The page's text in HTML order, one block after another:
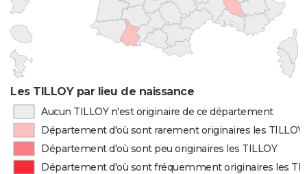
Les TILLOY par lieu de naissance
Aucun TILLOY n'est originaire de ce département
Département d'où sont rarement originaires les TILLOY
Département d'où sont peu originaires les TILLOY
Département d'où sont fréquemment originaires les